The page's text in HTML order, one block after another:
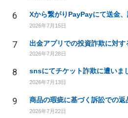
6 Xから繋がりPayPayにて送金、
2026年7月15日
7 出金アプリでの投資詐欺に対
2026年7月28日
8
2026年7月13日
9
2026年7月22日